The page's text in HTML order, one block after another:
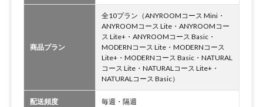
商品プラン
全10プラン（ANYROOMコース Mini・
ANYROOMコース Lite・ANYROOMコー
ス Lite+・ANYROOMコース Basic・
MODERNコース Lite・MODERNコース
Lite+・MODERNコース Basic・NATURAL
コース Lite・NATURALコース Lite+・
NATURALコース Basic）
配送頻度 毎週・隔週